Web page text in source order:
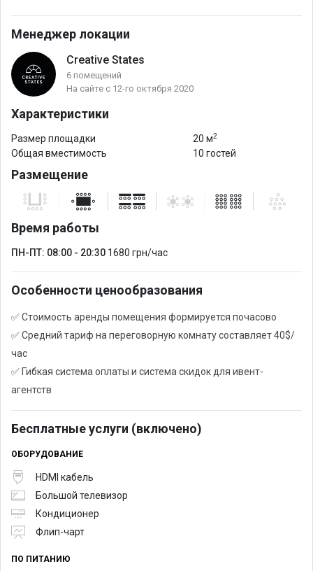
Менеджер локации
Creative States
6 помещений
На сайте с 12-го октября 2020
Характеристики
Размер площадки 20 м2
Общая вместимость 10 гостей
Размещение
Время работы
ПН-ПТ: 08:00 - 20:30 1680 грн/час
Особенности ценообразования
✅ Стоимость аренды помещения формируется почасово
✅ Средний тариф на переговорную комнату составляет 40$/
час
✅ Гибкая система оплаты и система скидок для ивент-
агентств
Бесплатные услуги (включено)
ОБОРУДОВАНИЕ
HDMI кабель
Большой телевизор
Кондиционер
Флип-чарт
ПО ПИТАНИЮ